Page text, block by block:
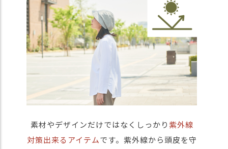
素材やデザインだけではなくしっかり紫外線
対策出来るアイテムです。紫外線から頭皮を守